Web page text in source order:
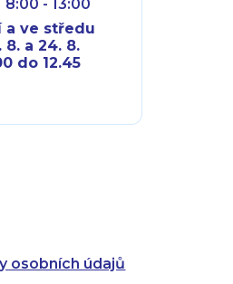
osobních údajů
8:00 - 13:00
a ve středu
8. a 24. 8.
do 12.45
8:00 - 14:30